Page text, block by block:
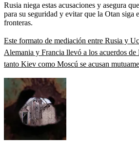
Rusia niega estas acusaciones y asegura
para su seguridad y evitar que la Otan siga
fronteras.
Este formato de mediación entre Rusia y
Alemania y Francia llevó a los acuerdos
tanto Kiev como Moscú se acusan